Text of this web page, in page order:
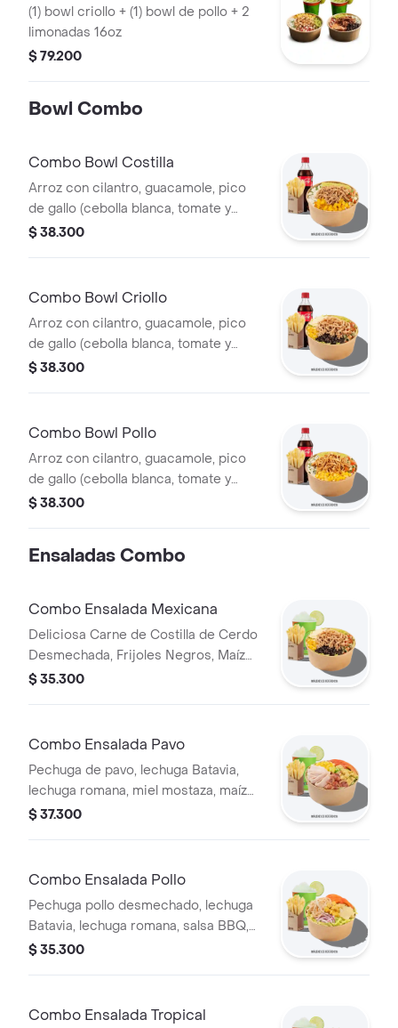
(1) bowl criollo + (1) bowl de pollo + 2
limonadas 16oz
$ 79.200
Bowl Combo
Combo Bowl Costilla
Arroz con cilantro, guacamole, pico
de gallo (cebolla blanca, tomate y
cilantro), piña calada asada y costilla
$ 38.300
Combo Bowl Criollo
Arroz con cilantro, guacamole, pico
de gallo (cebolla blanca, tomate y
cilantro), carne de res desmechada,
$ 38.300
Combo Bowl Pollo
Arroz con cilantro, guacamole, pico
de gallo (cebolla blanca, tomate y
cilantro), maíz tierno, hogo y pechuga
$ 38.300
Ensaladas Combo
Combo Ensalada Mexicana
Deliciosa Carne de Costilla de Cerdo
Desmechada, Frijoles Negros, Maíz
tierno, Queso mozzarella, Guacamole,
$ 35.300
Combo Ensalada Pavo
Pechuga de pavo, lechuga Batavia,
lechuga romana, miel mostaza, maíz
tierno, tomate chonto, croutones y
$ 37.300
Combo Ensalada Pollo
Pechuga pollo desmechado, lechuga
Batavia, lechuga romana, salsa BBQ,
tomate chonto, queso mozzarella,
$ 35.300
Combo Ensalada Tropical